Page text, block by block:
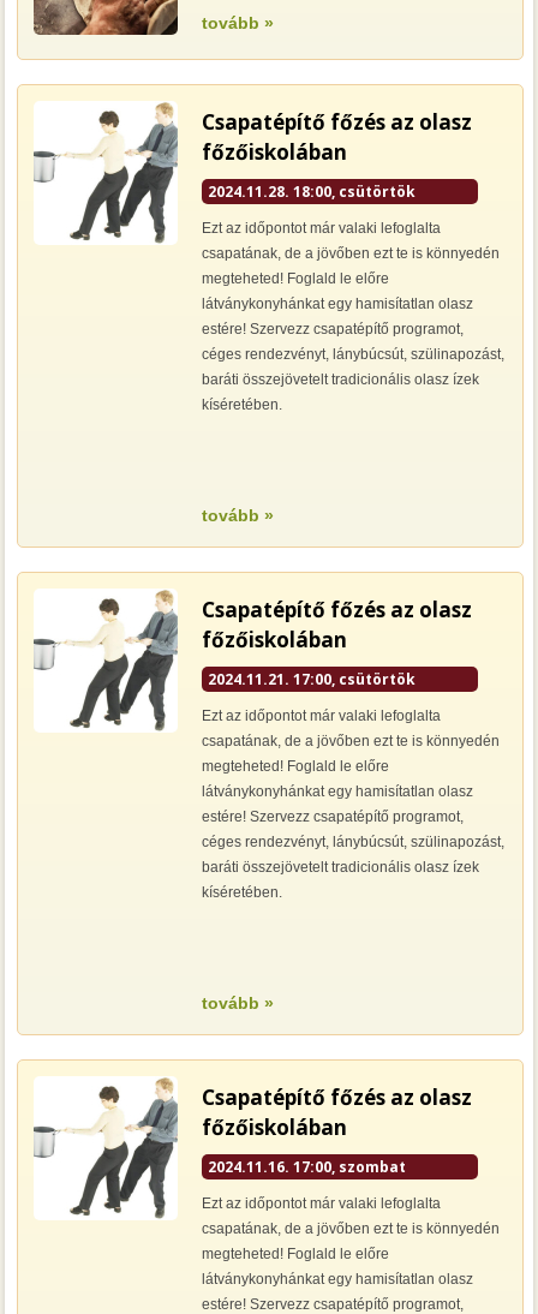
tovább »
Csapatépítő főzés az olasz
főzőiskolában
2024.11.28. 18:00, csütörtök
Ezt az időpontot már valaki lefoglalta
csapatának, de a jövőben ezt te is könnyedén
megteheted! Foglald le előre
látványkonyhánkat egy hamisítatlan olasz
estére! Szervezz csapatépítő programot,
céges rendezvényt, lánybúcsút, szülinapozást,
baráti összejövetelt tradicionális olasz ízek
kíséretében.
tovább »
Csapatépítő főzés az olasz
főzőiskolában
2024.11.21. 17:00, csütörtök
Ezt az időpontot már valaki lefoglalta
csapatának, de a jövőben ezt te is könnyedén
megteheted! Foglald le előre
látványkonyhánkat egy hamisítatlan olasz
estére! Szervezz csapatépítő programot,
céges rendezvényt, lánybúcsút, szülinapozást,
baráti összejövetelt tradicionális olasz ízek
kíséretében.
tovább »
Csapatépítő főzés az olasz
főzőiskolában
2024.11.16. 17:00, szombat
Ezt az időpontot már valaki lefoglalta
csapatának, de a jövőben ezt te is könnyedén
megteheted! Foglald le előre
látványkonyhánkat egy hamisítatlan olasz
estére! Szervezz csapatépítő programot,